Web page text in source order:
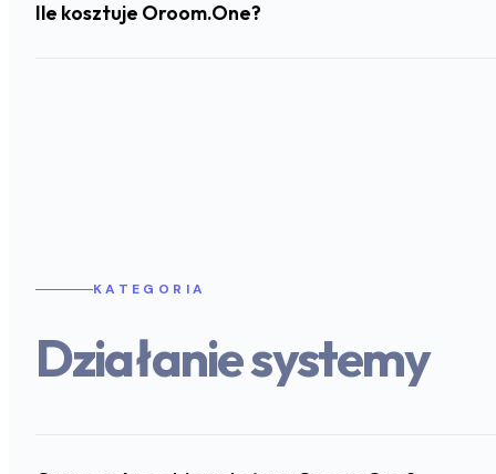
Ile kosztuje Oroom.One?
KATEGORIA
Działanie systemy